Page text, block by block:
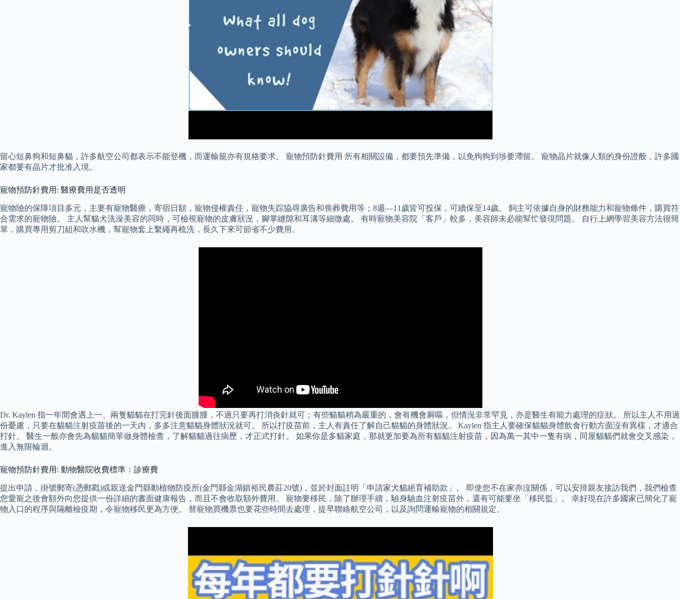
留心短鼻狗和短鼻貓，許多航空公司都表示不能登機，而運輸籠亦有規格要求。 寵物預防針費用 所有相關設備，都要預先準備，以免狗狗到埗要滯留。 寵物晶片就像人類的身份證般，許多國
家都要有晶片才批准入境。
寵物預防針費用: 醫療費用是否透明
寵物險的保障項目多元，主要有寵物醫療，寄宿日額，寵物侵權責任，寵物失踪協尋廣告和喪葬費用等；8週—11歲皆可投保，可續保至14歲。 飼主可依據自身的財務能力和寵物條件，購買符
合需求的寵物險。 主人幫貓犬洗澡美容的同時，可檢視寵物的皮膚狀況，腳掌縫隙和耳溝等細微處。 有時寵物美容院「客戶」較多，美容師未必能幫忙發現問題。 自行上網學習美容方法很簡
單，購買專用剪刀組和吹水機，幫寵物套上繫繩再梳洗，長久下來可節省不少費用。
Dr. Kaylen 指一年間會遇上一、兩隻貓貓在打完針後面腫腫，不過只要再打消炎針就可；有些貓貓稍為嚴重的，會有機會屙嘔，但情況非常罕見，亦是醫生有能力處理的症狀。 所以主人不用過
份憂慮，只要在貓貓注射疫苗後的一天內，多多注意貓貓身體狀況就可。 所以打疫苗前，主人有責任了解自己貓貓的身體狀況。 Kaylen 指主人要確保貓貓身體飲食行動方面沒有異樣，才適合
打針。 醫生一般亦會先為貓貓簡單做身體檢查，了解貓貓過往病歷，才正式打針。 如果你是多貓家庭，那就更加要為所有貓貓注射疫苗，因為萬一其中一隻有病，同屋貓貓們就會交叉感染，
進入無限輪迴。
寵物預防針費用: 動物醫院收費標準：診療費
提出申請，掛號郵寄(憑郵戳)或親送金門縣動植物防疫所(金門縣金湖鎮裕民農莊20號)，並於封面註明「申請家犬貓絕育補助款」。 即使您不在家亦沒關係，可以安排親友接訪我們，我們檢查
您愛寵之後會額外向您提供一份詳細的書面健康報告，而且不會收取額外費用。 寵物要移民，除了辦理手續，驗身驗血注射疫苗外，還有可能要坐「移民監」。 幸好現在許多國家已簡化了寵
物入口的程序與隔離檢疫期，令寵物移民更為方便。 替寵物買機票也要花些時間去處理，提早聯絡航空公司，以及詢問運輸寵物的相關規定。